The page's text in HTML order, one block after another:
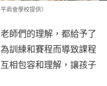
商會學校提供）
師們的理解，都給予了
訓練和賽程而導致課程
相包容和理解，讓孩子